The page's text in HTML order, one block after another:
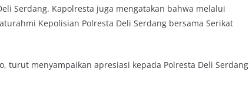
Serdang. Kapolresta juga mengatakan bahwa melalui
Kepolisian Polresta Deli Serdang bersama Serikat
turut menyampaikan apresiasi kepada Polresta Deli Serdang